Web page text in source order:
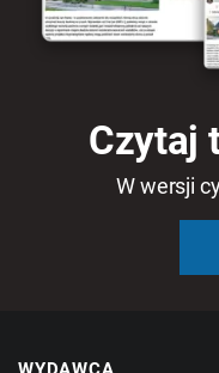
Czytaj
W wersji